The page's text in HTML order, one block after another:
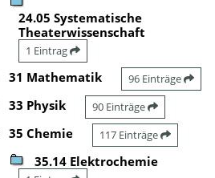
24.05 Systematische
Theaterwissenschaft
1 Eintrag
31 Mathematik 96 Einträge
33 Physik 90 Einträge
35 Chemie 117 Einträge
35.14 Elektrochemie